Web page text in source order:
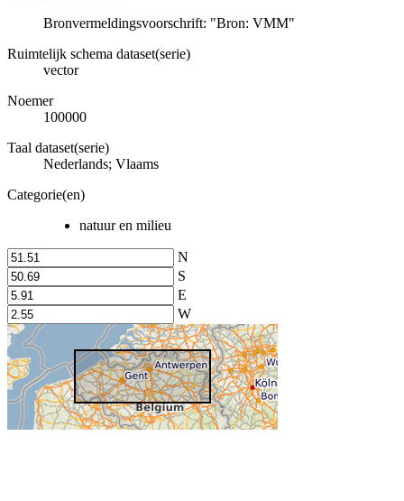
Bronvermeldingsvoorschrift: "Bron: VMM"
Ruimtelijk schema dataset(serie)
vector
Noemer
100000
Taal dataset(serie)
Nederlands; Vlaams
Categorie(en)
natuur en milieu
N
S
E
W